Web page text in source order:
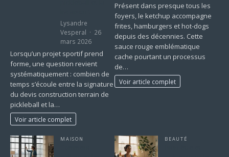
Lysandre
Vesperal
26
mars 2026
Lorsqu’un projet sportif prend
forme, une question revient
systématiquement : combien de
temps s’écoule entre la signature
du devis construction terrain de
pickleball et la…
Voir article complet
Présent dans presque tous les
foyers, le ketchup accompagne
frites, hamburgers et hot-dogs
depuis des décennies. Cette
sauce rouge emblématique
cache pourtant un processus
de…
Voir article complet
MAISON BEAUTÉ